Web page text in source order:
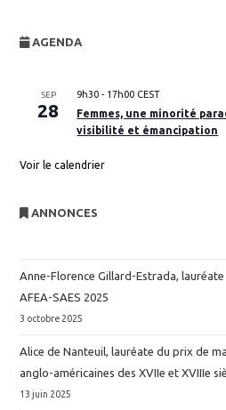
AGENDA
SEP
28
9h30 - 17h00 CEST
Femmes, une minorité
visibilité et émancipation
Voir le calendrier
ANNONCES
Anne-Florence Gillard-Estrada,
AFEA-SAES 2025
3 octobre 2025
Alice de Nanteuil, lauréate du prix de
anglo-américaines des XVIIe et XVIIIe
13 juin 2025